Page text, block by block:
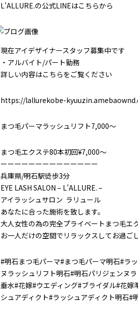
L’ALLURE.の公式LINEはこちらから
現在アイデザイナースタッフ募集中です
・アルバイト/パート勤務
詳しい内容はこちらをご覧ください
https://lallurekobe-
まつ毛パーマラッシュリフト7,000～
まつ毛エクステ80本初回¥7,000～
ーーーーーーーーーーーーーー
兵庫県/明石駅徒歩3分
EYE LASH SALON – L’ALLURE. –
アイラッシュサロン ラリュール
あなたに合った施術を致します。
大人女性の為の完全プライベートまつ毛エ
お一人だけの空間でリラックスしてお過ご
#明石まつ毛パーマ#まつ毛パーマ明石#ラ
ヌラッシュリフト明石#明石パリジェンヌ
垂水#花嫁#ウエディング#ブライダル#花
シュアディクト#ラッシュアディクト明石